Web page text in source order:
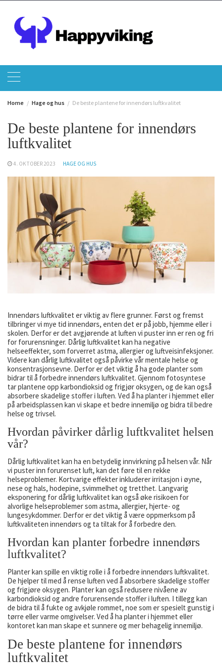
content
Home Hage og hus De beste plantene for innendørs luftkvalitet
De beste plantene for innendørs
luftkvalitet
4. OKTOBER 2023 HAGE OG HUS
Innendørs luftkvalitet er viktig av flere grunner. Først og fremst
tilbringer vi mye tid innendørs, enten det er på jobb, hjemme eller i
skolen. Derfor er det avgjørende at luften vi puster inn er ren og fri
for forurensninger. Dårlig luftkvalitet kan ha negative
helseeffekter, som forverret astma, allergier og luftveisinfeksjoner.
Videre kan dårlig luftkvalitet også påvirke vår mentale helse og
konsentrasjonsevne. Derfor er det viktig å ha gode planter som
bidrar til å forbedre innendørs luftkvalitet. Gjennom fotosyntese
tar plantene opp karbondioksid og frigjør oksygen, og de kan også
absorbere skadelige stoffer i luften. Ved å ha planter i hjemmet eller
på arbeidsplassen kan vi skape et bedre innemiljø og bidra til bedre
helse og trivsel.
Hvordan påvirker dårlig luftkvalitet helsen
vår?
Dårlig luftkvalitet kan ha en betydelig innvirkning på helsen vår. Når
vi puster inn forurenset luft, kan det føre til en rekke
helseproblemer. Kortvarige effekter inkluderer irritasjon i øyne,
nese og hals, hodepine, svimmelhet og tretthet. Langvarig
eksponering for dårlig luftkvalitet kan også øke risikoen for
alvorlige helseproblemer som astma, allergier, hjerte- og
lungesykdommer. Derfor er det viktig å være oppmerksom på
luftkvaliteten innendørs og ta tiltak for å forbedre den.
Hvordan kan planter forbedre innendørs
luftkvalitet?
Planter kan spille en viktig rolle i å forbedre innendørs luftkvalitet.
De hjelper til med å rense luften ved å absorbere skadelige stoffer
og frigjøre oksygen. Planter kan også redusere nivåene av
karbondioksid og andre forurensende stoffer i luften. I tillegg kan
de bidra til å fukte og avkjøle rommet, noe som er spesielt gunstig i
tørre eller varme omgivelser. Ved å ha planter i hjemmet eller
kontoret kan man skape et sunnere og mer behagelig innemiljø.
De beste plantene for innendørs
luftkvalitet